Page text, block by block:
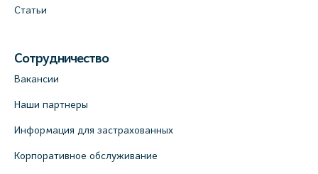
Статьи
Сотрудничество
Вакансии
Наши партнеры
Информация для застрахованных
Корпоративное обслуживание